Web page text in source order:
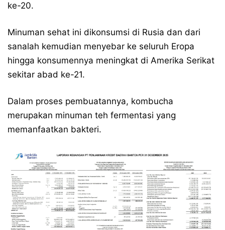
ke-20.
Minuman sehat ini dikonsumsi di Rusia dan dari
sanalah kemudian menyebar ke seluruh Eropa
hingga konsumennya meningkat di Amerika Serikat
sekitar abad ke-21.
Dalam proses pembuatannya, kombucha
merupakan minuman teh fermentasi yang
memanfaatkan bakteri.